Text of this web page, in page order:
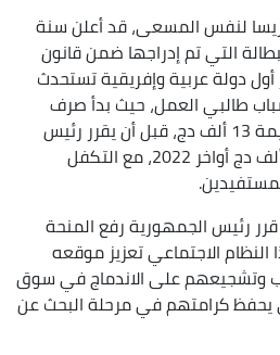
لنفس المسعى، قد أعلن سنة
التي تم إدراجها ضمن قانون
أول دولة عربية وإفريقية تستحدث
طالبي العمل، حيث بدأ صرف
هذه المنحة سنة 2022 بقيمة 13 ألف دج، قبل أن يقرر رئيس
الجمهورية رفعها إلى 15 ألف دج أواخر 2022، مع التكفل
رئيس الجمهورية رفع المنحة
النظام الاجتماعي تعزيز موقعه
وتشجيعهم على الاندماج في سوق
كرامتهم في مرحلة البحث عن